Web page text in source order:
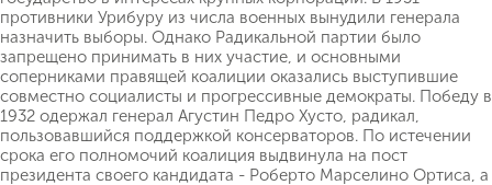
противники Урибуру из числа военных вынудили генерала
назначить выборы. Однако Радикальной партии было
запрещено принимать в них участие, и основными
соперниками правящей коалиции оказались выступившие
совместно социалисты и прогрессивные демократы. Победу в
1932 одержал генерал Агустин Педро Хусто, радикал,
пользовавшийся поддержкой консерваторов. По истечении
срока его полномочий коалиция выдвинула на пост
президента своего кандидата - Роберто Марселино Ортиса, а